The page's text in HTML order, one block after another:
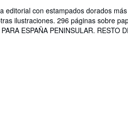
con estampados dorados
ilustraciones. 296 páginas sobre
ESPAÑA PENINSULAR. RESTO